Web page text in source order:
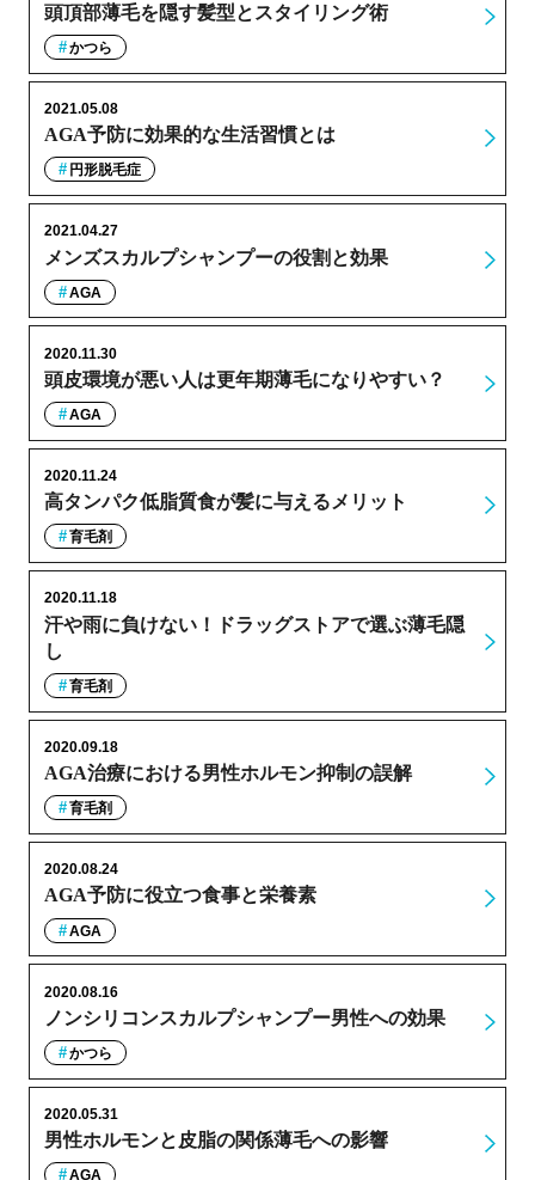
頭頂部薄毛を隠す髪型とスタイリング術
かつら
AGA予防に効果的な生活習慣とは
2021.05.08
円形脱毛症
メンズスカルプシャンプーの役割と効果
2021.04.27
AGA
頭皮環境が悪い人は更年期薄毛になりやすい？
2020.11.30
AGA
高タンパク低脂質食が髪に与えるメリット
2020.11.24
育毛剤
汗や雨に負けない！ドラッグストアで選ぶ薄毛隠
し
2020.11.18
育毛剤
AGA治療における男性ホルモン抑制の誤解
2020.09.18
育毛剤
AGA予防に役立つ食事と栄養素
2020.08.24
AGA
ノンシリコンスカルプシャンプー男性への効果
2020.08.16
かつら
男性ホルモンと皮脂の関係薄毛への影響
2020.05.31
AGA